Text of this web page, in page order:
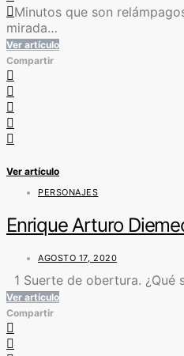
Minutos que son
mirada…
Ver artículo
Compartir
Ver artículo
PERSONAJES
Enrique Arturo
AGOSTO 17, 2020
1 Suerte de obertura.
Ver artículo
Compartir